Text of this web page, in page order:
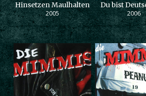
Hinsetzen Maulhalten
2005
Du bist
2006